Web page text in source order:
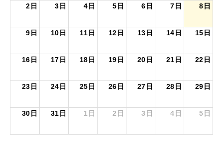
2日 3日 4日 5日 6日 7日 8日
9日 10日 11日 12日 13日 14日 15日
16日 17日 18日 19日 20日 21日 22日
23日 24日 25日 26日 27日 28日 29日
30日 31日 1日 2日 3日 4日 5日